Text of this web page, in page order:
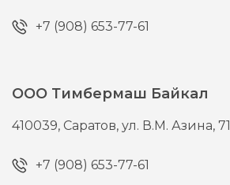
+7 (908) 653-77-61
ООО Тимбермаш Байкал
410039, Саратов,ул. В.М. Азина, 71
+7 (908) 653-77-61